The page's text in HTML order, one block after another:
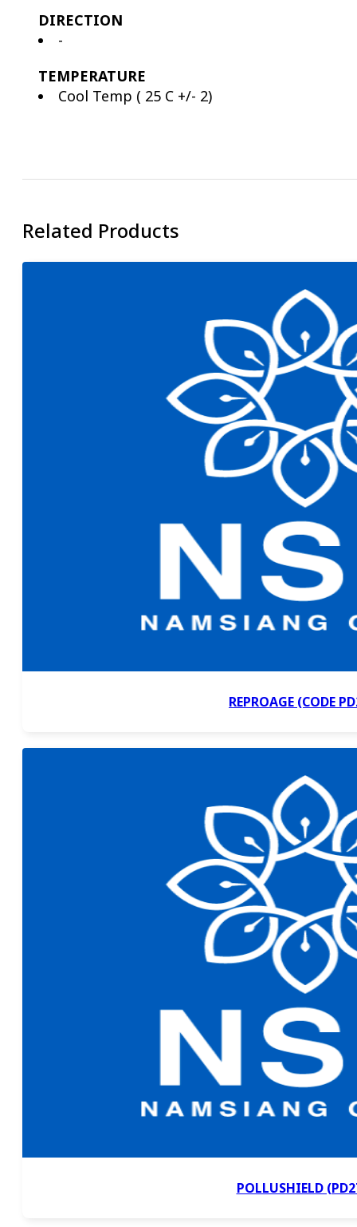
DIRECTION
-
TEMPERATURE
Cool Temp ( 25 C +/- 2)
Related Products
REPROAGE (CODE
POLLUSHIELD